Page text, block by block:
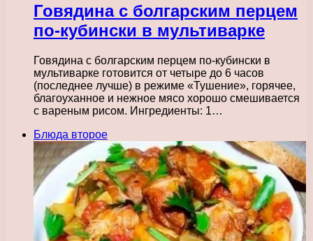
Говядина с болгарским перцем
по-кубински в мультиварке
Говядина с болгарским перцем по-кубински в
мультиварке готовится от четыре до 6 часов
(последнее лучше) в режиме «Тушение», горячее,
благоуханное и нежное мясо хорошо смешивается
с вареным рисом. Ингредиенты: 1…
Блюда второе